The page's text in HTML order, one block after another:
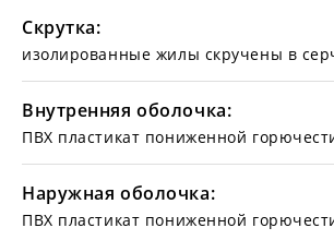
Скрутка:
изолированные жилы скручены в
Внутренняя оболочка:
ПВХ пластикат пониженной
Наружная оболочка:
ПВХ пластикат пониженной